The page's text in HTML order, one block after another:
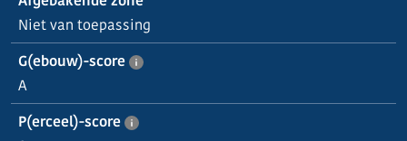
Niet van toepassing
G(ebouw)-score
A
P(erceel)-score